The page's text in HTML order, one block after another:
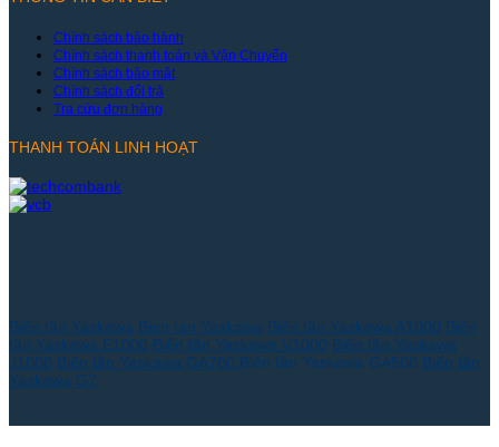
Chính sách bảo hành
Chính sách thanh toán và Vận Chuyển
Chính sách bảo mật
Chính sách đổi trả
Tra cứu đơn hàng
THANH TOÁN LINH HOẠT
Biến tần Yaskawa Bien tan Yaskawa Biến tần Yaskawa A1000 Biến
tần Yaskawa E1000 Biến tần Yaskawa V1000 Biến tần Yaskawa
J1000 Biến tần Yaskawa GA700 Biến tần Yaskawa GA500 Biến tần
Yaskawa G7